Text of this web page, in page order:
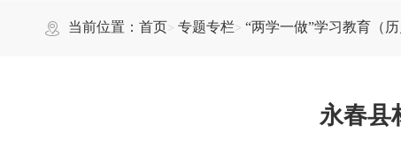
当前位置：首页 专题专栏 “两学一做”学习教育（历
永春县